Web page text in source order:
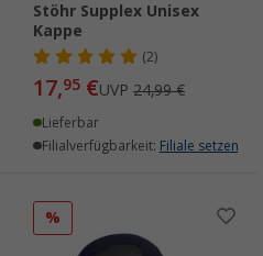
Stöhr Supplex Unisex
Kappe
(2)
17,95 €UVP 24,99 €
Lieferbar
Filialverfügbarkeit: Filiale setzen
%